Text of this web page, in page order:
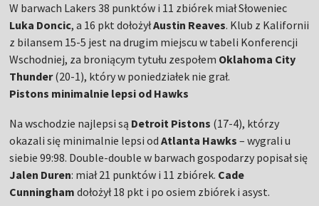
W barwach Lakers 38 punktów i 11 zbiórek miał Słoweniec
Luka Doncic, a 16 pkt dołożyłAustin Reaves. Klub z Kalifornii
z bilansem 15-5 jest na drugim miejscu w tabeli Konferencji
Wschodniej, za broniącym tytułu zespołem Oklahoma City
Thunder(20-1), który w poniedziałek nie grał.
Pistons minimalnie lepsi od Hawks
Na wschodzie najlepsi są Detroit Pistons (17-4), którzy
okazali się minimalnie lepsi odAtlanta Hawks – wygrali u
siebie 99:98. Double-double w barwach gospodarzy popisał się
Jalen Duren: miał 21 punktów i 11 zbiórek. Cade
Cunningham dołożył 18 pkt i po osiem zbiórek i asyst.